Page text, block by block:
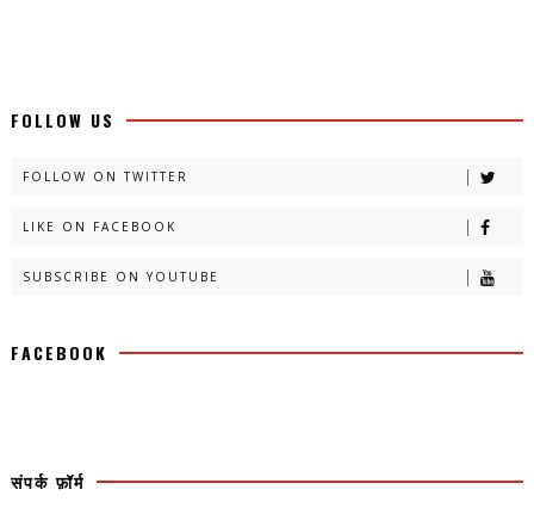
FOLLOW US
FOLLOW ON TWITTER
LIKE ON FACEBOOK
SUBSCRIBE ON YOUTUBE
FACEBOOK
संपर्क फ़ॉर्म